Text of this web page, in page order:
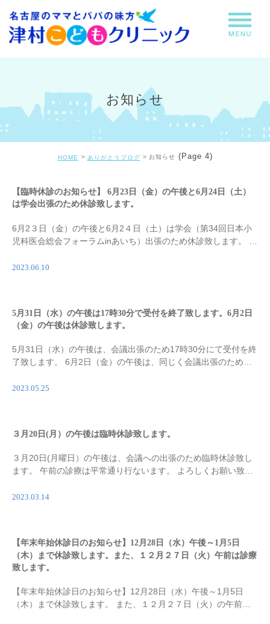
お知らせ
HOME ありがとうブログ お知らせ (Page 4)
【臨時休診のお知らせ】 6月23日（金）の午後と6月24日（土）
は学会出張のため休診致します。
6月2３日（金）の午後と6月2４日（土）は学会（第34回日本小
児科医会総会フォーラムinあいち）出張のため休診致します。 ご
2023.06.10
5月31日（水）の午後は17時30分で受付を終了致します。6月2日
（金）の午後は休診致します。
5月31日（水）の午後は、会議出張のため17時30分にて受付を終
了致します。 6月2日（金）の午後は、同じく会議出張のため休
す。
2023.05.25
３月20日(月）の午後は臨時休診致します。
３月20日(月曜日）の午後は、会議への出張のため臨時休診致し
ます。 午前の診療は平常通り行ないます。 よろしくお願い致し
2023.03.14
【年末年始休診日のお知らせ】12月28日（水）午後～1月5日
（木）まで休診致します。また、１２月２７日（火）午前は診療
致します。
【年末年始休診日のお知らせ】12月28日（水）午後～1月5日
（木）まで休診致します。 また、１２月２７日（火）の午前は